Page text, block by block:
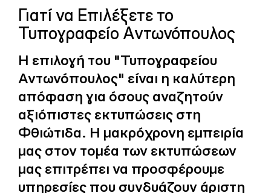
Γιατί να Επιλέξετε το
Τυπογραφείο Αντωνόπουλος
Η επιλογή του "Τυπογραφείου
Αντωνόπουλος" είναι η καλύτερη
απόφαση για όσους αναζητούν
αξιόπιστες εκτυπώσεις στη
Φθιώτιδα. Η μακρόχρονη εμπειρία
μας στον τομέα των εκτυπώσεων
μας επιτρέπει να προσφέρουμε
υπηρεσίες που συνδυάζουν άριστη